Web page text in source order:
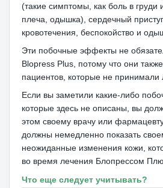
(такие симптомы, как боль в груди
плеча, одышка), сердечный
кровотечения, беспокойство и
Эти побочные эффекты не
Blopress Plus, потому что они
пациентов, которые не принимали
Если вы заметили какие-либо
которые здесь не описаны, вы
этом своему врачу или
должны немедленно показать
неожиданные изменения кожи,
во время лечения Блопрессом
Что еще следует учитывать?